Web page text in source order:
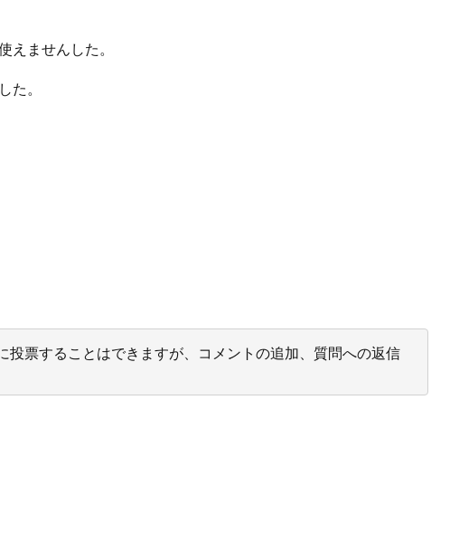
ませんした。
。
票することはできますが、コメントの追加、質問への返信